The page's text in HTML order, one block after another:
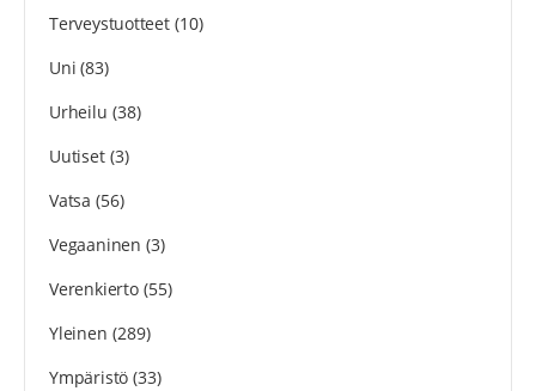
Terveystuotteet(10)
Uni (83)
Urheilu (38)
Uutiset(3)
Vatsa (56)
Vegaaninen (3)
Verenkierto(55)
Yleinen (289)
Ympäristö (33)